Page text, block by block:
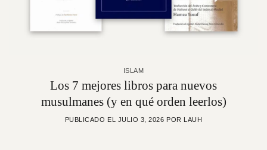
ISLAM
Los 7 mejores libros para nuevos
musulmanes (y en qué orden leerlos)
PUBLICADO EL JULIO 3, 2026 POR LAUH